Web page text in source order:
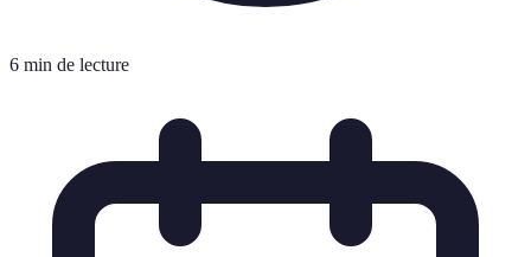
6 min de lecture